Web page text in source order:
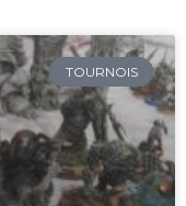
TOURNOIS